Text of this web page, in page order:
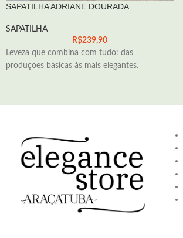
SAPATILHA ADRIANE DOURADA
SAPATILHA
R$239,90
Leveza que combina com tudo: das
produções básicas às mais elegantes.